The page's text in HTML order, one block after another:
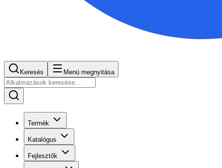
Keresés Menü megnyitása
Termék
Katalógus
Fejlesztők